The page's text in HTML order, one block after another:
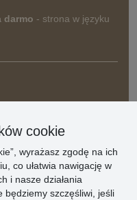
darmo - strona w języku
cookie
wyrażasz zgodę na ich
co ułatwia nawigację w
i nasze działania
będziemy szczęśliwi, jeśli